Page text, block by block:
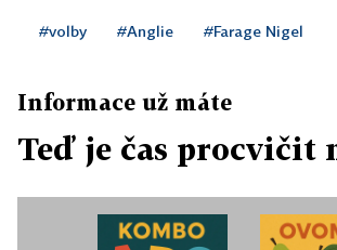
#volby #Anglie #Farage Nigel
Informace už máte
Teď je čas procvičit